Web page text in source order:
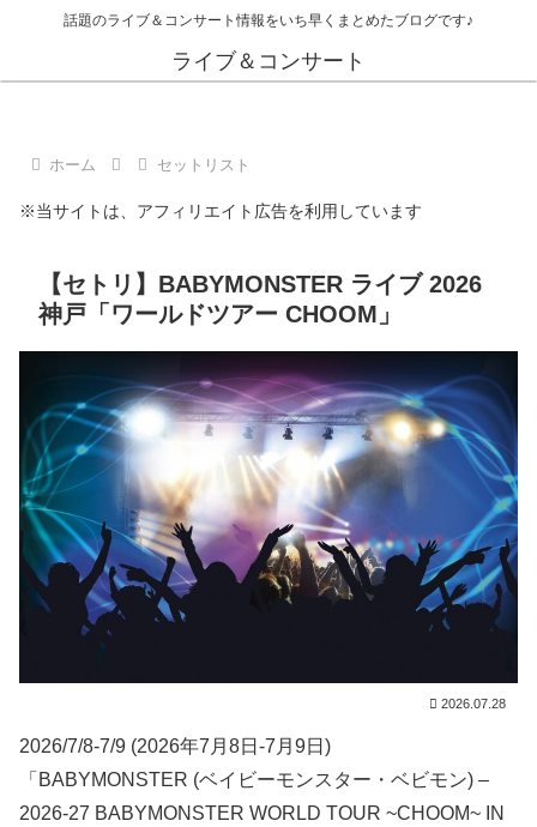
話題のライブ＆コンサート情報をいち早くまとめたブログです♪
ライブ＆コンサート
ホーム セットリスト
※当サイトは、アフィリエイト広告を利用しています
【セトリ】BABYMONSTER ライブ 2026
神戸「ワールドツアー CHOOM」
2026.07.28
2026/7/8-7/9 (2026年7月8日-7月9日)
「BABYMONSTER (ベイビーモンスター・ベビモン) –
2026-27 BABYMONSTER WORLD TOUR ~CHOOM~ IN